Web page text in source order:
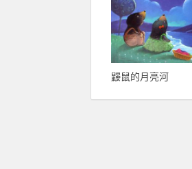
鼹鼠的月亮河